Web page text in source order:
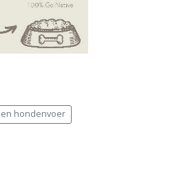
hondenvoer